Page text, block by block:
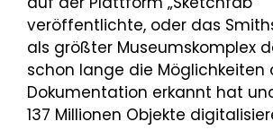
veröffentlichte, oder das
als größter Museumskomplex
schon lange die Möglichkeiten
Dokumentation erkannt hat
137 Millionen Objekte